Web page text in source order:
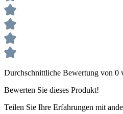
Durchschnittliche Bewertung von 0
Bewerten Sie dieses Produkt!
Teilen Sie Ihre Erfahrungen mit